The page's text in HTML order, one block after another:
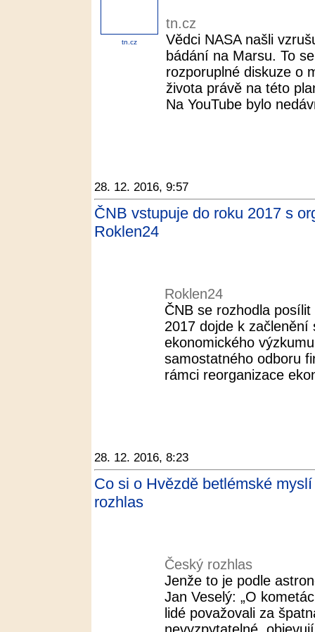
tn.cz
tn.cz
Vědci NASA našli
bádání na Marsu. To
rozporuplné diskuze o
života právě na této
Na YouTube bylo
28. 12. 2016, 9:57
ČNB vstupuje do roku 2017 s
Roklen24
Roklen24
ČNB se rozhodla
2017 dojde k
ekonomického
samostatného odboru
rámci reorganizace
28. 12. 2016, 8:23
Co si o Hvězdě betlémské
rozhlas
Český rozhlas
Jenže to je podle
Jan Veselý: „O
lidé považovali za